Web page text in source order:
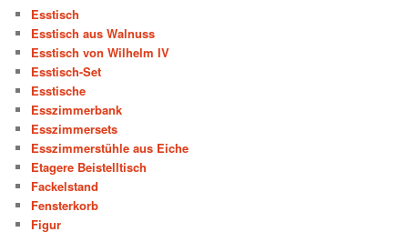
Esstisch
Esstisch aus Walnuss
Esstisch von Wilhelm IV
Esstisch-Set
Esstische
Esszimmerbank
Esszimmersets
Esszimmerstühle aus Eiche
Etagere Beistelltisch
Fackelstand
Fensterkorb
Figur